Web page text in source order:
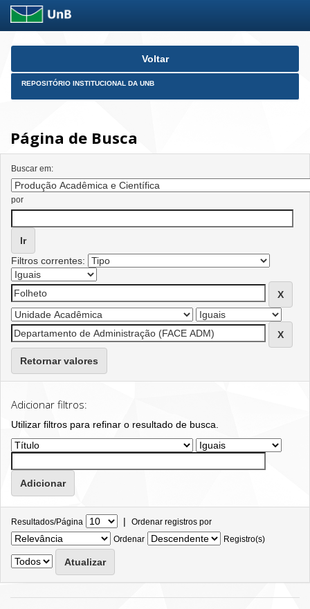
Skip
Voltar
REPOSITÓRIO INSTITUCIONAL DA UNB
Página de Busca
Buscar em:
por
Filtros correntes:
Retornar valores
Adicionar filtros:
Utilizar filtros para refinar o resultado de busca.
Resultados/Página | Ordenar registros por
Ordenar
Registro(s)